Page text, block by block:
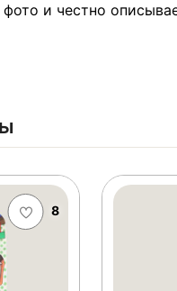
и честно
8